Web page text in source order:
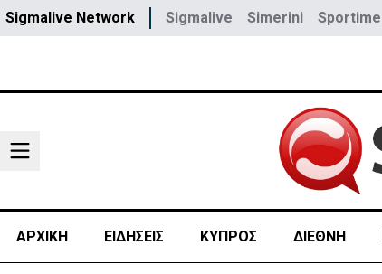
Sigmalive Network Sigmalive Simerini Sportime
ΑΡΧΙΚΗ ΕΙΔΗΣΕΙΣ ΚΥΠΡΟΣ ΔΙΕΘΝΗ